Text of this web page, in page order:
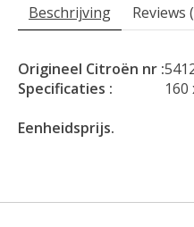
Beschrijving Reviews
Origineel Citroën nr :
Specificaties :
160
Eenheidsprijs.